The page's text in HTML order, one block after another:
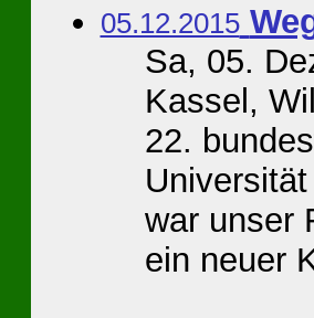
05.12.2015
Sa, 05.
Kassel,
22.
war unser
ein neuer